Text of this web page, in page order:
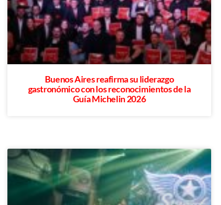
Buenos Aires reafirma su liderazgo
gastronómico con los reconocimientos de la
Guía Michelin 2026